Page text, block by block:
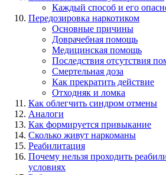
Каждый способ и его
Передозировка наркотиком
Основные причины
Доврачебная помощь
Медицинская помощь
Последствия отсутствия
Смертельная доза
Как прекратить действие
Отходняк и ломка
Как облегчить синдром отмены
Аналоги
Как формируется привыкание
Сколько живут наркоманы
Реабилитация
Почему нельзя проходить
условиях